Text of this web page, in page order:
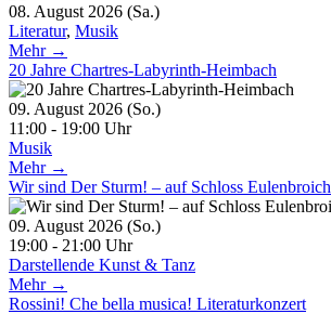
08. August 2026 (Sa.)
Literatur, Musik
Mehr →
20 Jahre Chartres-Labyrinth-Heimbach
09. August 2026 (So.)
11:00 - 19:00 Uhr
Musik
Mehr →
Wir sind Der Sturm! – auf Schloss Eulenbroich
09. August 2026 (So.)
19:00 - 21:00 Uhr
Darstellende Kunst & Tanz
Mehr →
Rossini! Che bella musica! Literaturkonzert